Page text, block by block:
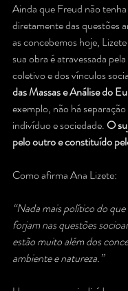
Ainda que Freud não
diretamente das questões
as concebemos hoje,
sua obra é atravessada
coletivo e dos vínculos
das Massas e Análise do Eu
exemplo, não há
indivíduo e sociedade. O
pelo outro e constituído
Como afirma Ana Lizete:
“Nada mais político do
forjam nas questões
estão muito além dos
ambiente e natureza.”